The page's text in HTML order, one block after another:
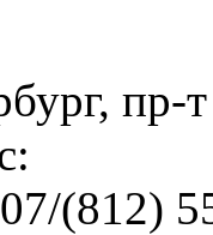
пр-
(812)